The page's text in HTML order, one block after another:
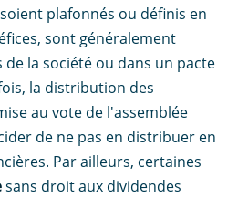
plafonnés ou définis en
sont généralement
la société ou dans un pacte
la distribution des
au vote de l'assemblée
de ne pas en distribuer en
Par ailleurs, certaines
sans droit aux dividendes